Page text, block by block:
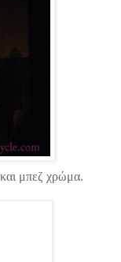
μπεζ χρώμα.